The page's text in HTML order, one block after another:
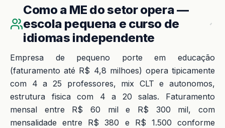
Como a ME do setor opera —
escola pequena e curso de
idiomas independente
Empresa de pequeno porte em educação
(faturamento até R$ 4,8 milhoes) opera tipicamente
com 4 a 25 professores, mix CLT e autonomos,
estrutura fisica com 4 a 20 salas. Faturamento
mensal entre R$ 60 mil e R$ 300 mil, com
mensalidade entre R$ 380 e R$ 1.500 conforme